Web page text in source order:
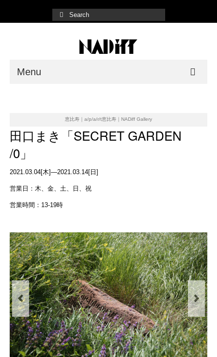
Menu
Shop List
Online Store
恵比寿｜a/p/a/r/t恵比寿｜NADiff Gallery
田口まき「SECRET GARDEN
/0」
2021.03.04[木]—2021.03.14[日]
営業日：木、金、土、日、祝
営業時間：13-19時